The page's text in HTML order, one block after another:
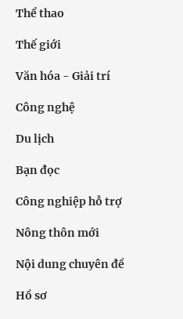
Thể thao
Thế giới
Văn hóa - Giải trí
Công nghệ
Du lịch
Bạn đọc
Công nghiệp hỗ trợ
Nông thôn mới
Nội dung chuyên đề
Hồ sơ